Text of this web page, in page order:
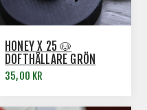
HONEY X 25 🐶
DOFTHÅLLARE GRÖN
35,00 KR